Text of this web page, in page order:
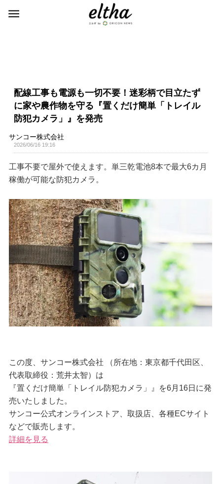
配線工事も電源も一切不要！迷彩柄で目立たず
に家や農作物を守る『置くだけ簡単「トレイル
防犯カメラ」』を発売
サンコー株式会社
2026/06/16 19:16
工事不要で屋外で使えます。単三乾電池8本で最大6カ月
稼働が可能な防犯カメラ。
この度、サンコー株式会社 （所在地：東京都千代田区、
代表取締役：荒井太智）は
『置くだけ簡単「トレイル防犯カメラ」』を6月16日に発
売いたしました。
サンコー公式オンラインストア、取扱店、各種ECサイト
などで販売します。
詳細を見る